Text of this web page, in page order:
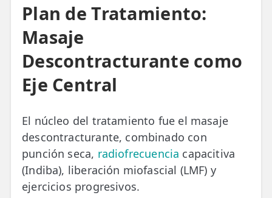
Plan de Tratamiento:
Masaje
Descontracturante como
Eje Central
El núcleo del tratamiento fue el masaje
descontracturante, combinado con
punción seca, radiofrecuencia capacitiva
(Indiba), liberación miofascial (LMF) y
ejercicios progresivos.